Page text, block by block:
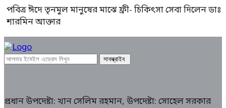
পবিত্র ঈদে তৃনমুল মানুষের মাঝে ফ্রী- চিকিৎসা সেবা দিলেন ডাঃ
শারমিন আক্তার
প্রধান উপদেষ্টা: খান সেলিম রহমান, উপদেষ্টা: সোহেল সরকার